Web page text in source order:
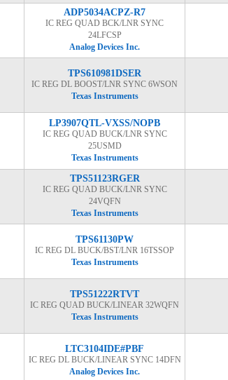
ADP5034ACPZ-R7
IC REG QUAD BCK/LNR SYNC
24LFCSP
Analog Devices Inc.
TPS610981DSER
IC REG DL BOOST/LNR SYNC 6WSON
Texas Instruments
LP3907QTL-VXSS/NOPB
IC REG QUAD BUCK/LNR SYNC
25USMD
Texas Instruments
TPS51123RGER
IC REG QUAD BUCK/LNR SYNC
24VQFN
Texas Instruments
TPS61130PW
IC REG DL BUCK/BST/LNR 16TSSOP
Texas Instruments
TPS51222RTVT
IC REG QUAD BUCK/LINEAR 32WQFN
Texas Instruments
LTC3104IDE#PBF
IC REG DL BUCK/LINEAR SYNC 14DFN
Analog Devices Inc.